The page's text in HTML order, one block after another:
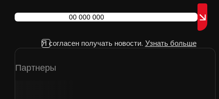
Я согласен получать новости. Узнать больше
Партнеры